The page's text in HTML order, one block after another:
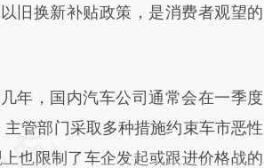
旧换新补贴政策，是消费者观望的
，国内汽车公司通常会在一季度
管部门采取多种措施约束车市恶性
也限制了车企发起或跟进价格战的